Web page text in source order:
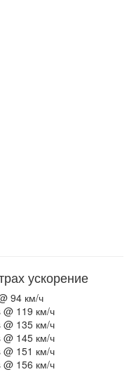
ускорение
94 км/ч
@ 119 км/ч
@ 135 км/ч
@ 145 км/ч
@ 151 км/ч
@ 156 км/ч